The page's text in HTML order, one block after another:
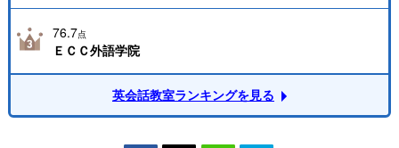
76.7点
ＥＣＣ外語学院
英会話教室ランキングを見る